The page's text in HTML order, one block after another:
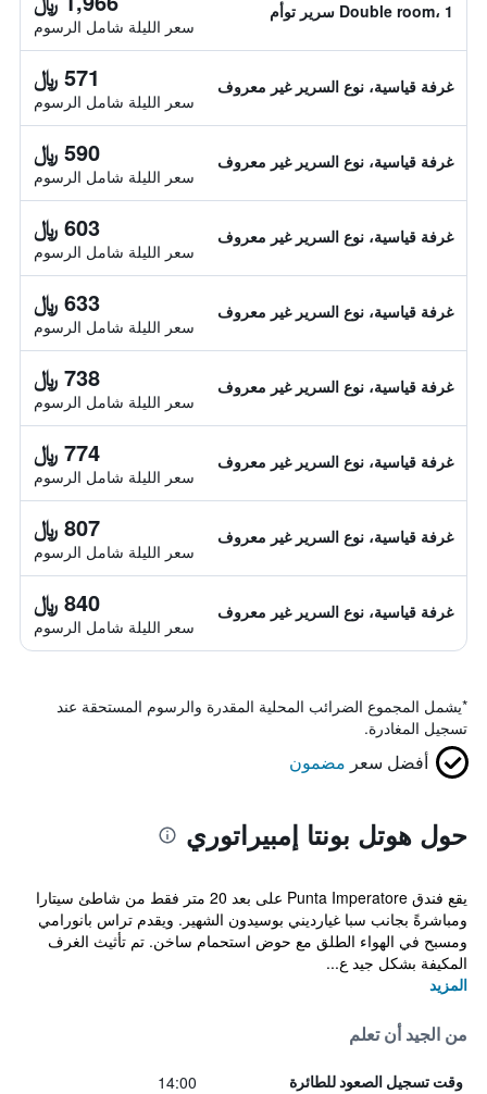
Double room، 1 سرير توأم
سعر الليلة شامل الرسوم
غرفة قياسية، نوع السرير غير معروف 571 ﷼
سعر الليلة شامل الرسوم
غرفة قياسية، نوع السرير غير معروف 590 ﷼
سعر الليلة شامل الرسوم
غرفة قياسية، نوع السرير غير معروف 603 ﷼
سعر الليلة شامل الرسوم
غرفة قياسية، نوع السرير غير معروف 633 ﷼
سعر الليلة شامل الرسوم
غرفة قياسية، نوع السرير غير معروف 738 ﷼
سعر الليلة شامل الرسوم
غرفة قياسية، نوع السرير غير معروف 774 ﷼
سعر الليلة شامل الرسوم
غرفة قياسية، نوع السرير غير معروف 807 ﷼
سعر الليلة شامل الرسوم
غرفة قياسية، نوع السرير غير معروف 840 ﷼
سعر الليلة شامل الرسوم
*يشمل المجموع الضرائب المحلية المقدرة والرسوم المستحقة عند
تسجيل المغادرة.
أفضل سعر مضمون
حول هوتل بونتا إمبيراتوري
يقع فندق Punta Imperatore على بعد 20 متر فقط من شاطئ سيتارا
ومباشرةً بجانب سبا غيارديني بوسيدون الشهير. ويقدم تراس بانورامي
ومسبح في الهواء الطلق مع حوض استحمام ساخن. تم تأثيث الغرف
المكيفة بشكل جيد ع...
المزيد
من الجيد أن تعلم
وقت تسجيل الصعود للطائرة 14:00